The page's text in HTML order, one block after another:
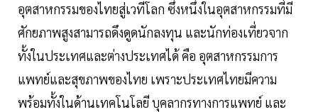
อุตสาหกรรมของไทยสู่เวทีโลก ซึ่งหนึ่งในอุตสาหกรรมที่มี
ศักยภาพสูงสามารถดึงดูดนักลงทุน และนักท่องเที่ยวจาก
ทั้งในประเทศและต่างประเทศได้ คือ อุตสาหกรรมการ
แพทย์และสุขภาพของไทย เพราะประเทศไทยมีความ
พร้อมทั้งในด้านเทคโนโลยี บุคลากรทางการแพทย์ และ